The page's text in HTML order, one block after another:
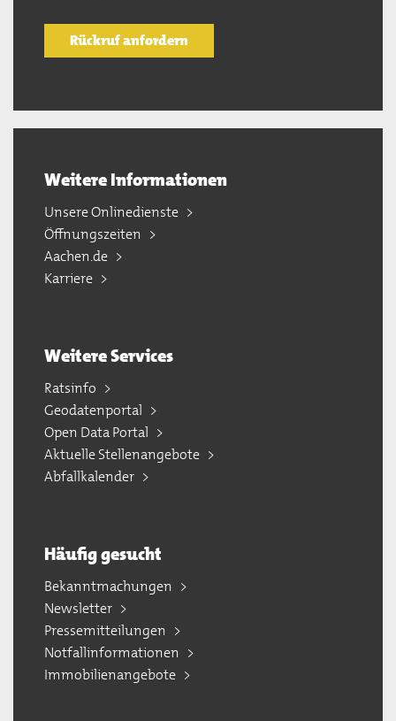
Rückruf anfordern
Weitere Informationen
Unsere Onlinedienste
Öffnungszeiten
Aachen.de
Karriere
Weitere Services
Ratsinfo
Geodatenportal
Open Data Portal
Aktuelle Stellenangebote
Abfallkalender
Häufig gesucht
Bekanntmachungen
Newsletter
Pressemitteilungen
Notfallinformationen
Immobilienangebote